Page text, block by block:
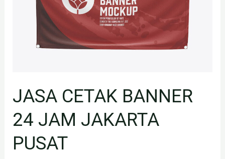
JASA CETAK BANNER
24 JAM JAKARTA
PUSAT
JAKARTA